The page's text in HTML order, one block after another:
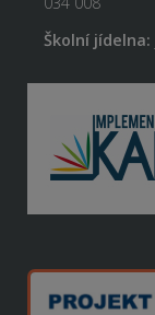
Školní jídelna: